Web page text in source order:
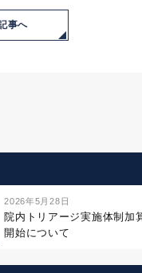
事へ
2026年5月28日
院内トリアージ実施体制加
開始について